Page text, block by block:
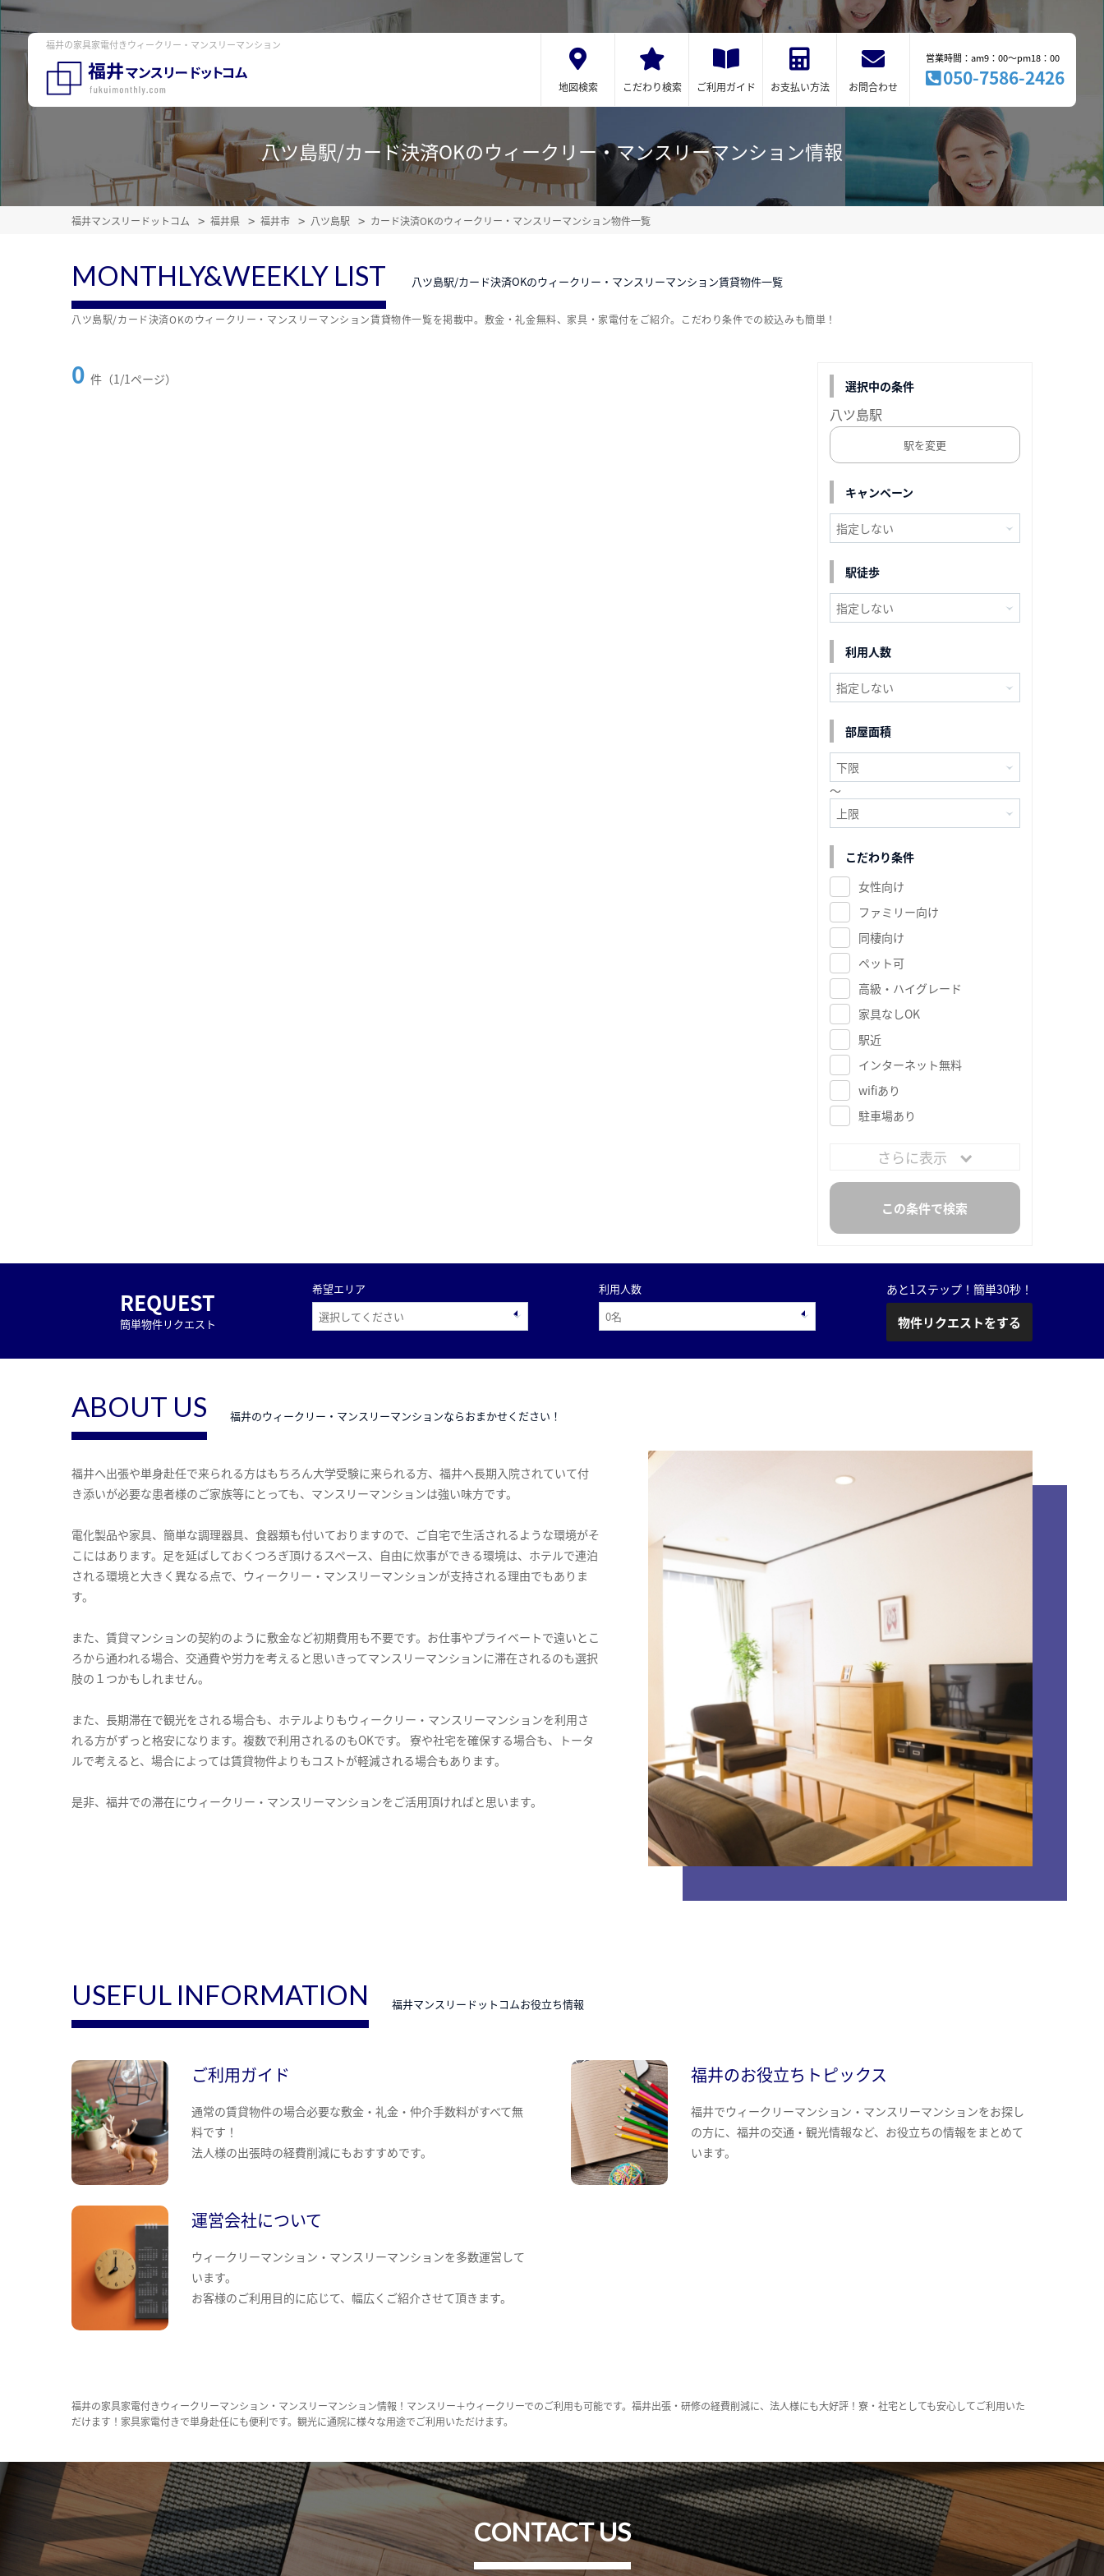
福井の家具家電付きウィークリー・マンスリーマンション
地図検索 こだわり検索 ご利用ガイド お支払い方法 お問合わせ
営業時間：am9：00～pm18：00
050-7586-2426
八ツ島駅/カード決済OKのウィークリー・マンスリーマンション情報
福井マンスリードットコム 福井県 福井市 八ツ島駅 カード決済OKのウィークリー・マンスリーマンション物件一覧
MONTHLY&WEEKLY LIST 八ツ島駅/カード決済OKのウィークリー・マンスリーマンション賃貸物件一覧
0 件（1/1ページ）
八ツ島駅/カード決済OKのウィークリー・マンスリーマンション賃貸物件一覧を掲載中。敷金・礼金無料、家具・家電付をご紹介。こだわり条件での絞込みも簡単！
選択中の条件
八ツ島駅
駅を変更
キャンペーン
駅徒歩
利用人数
部屋面積
～
こだわり条件
女性向け
ファミリー向け
同棲向け
ペット可
高級・ハイグレード
家具なしOK
駅近
インターネット無料
wifiあり
駐車場あり
さらに表示
REQUEST
簡単物件リクエスト
希望エリア 利用人数 あと1ステップ！簡単30秒！
物件リクエストをする
ABOUT US 福井のウィークリー・マンスリーマンションならおまかせください！
福井へ出張や単身赴任で来られる方はもちろん大学受験に来られる方、福井へ長期入院されていて付
き添いが必要な患者様のご家族等にとっても、マンスリーマンションは強い味方です。
電化製品や家具、簡単な調理器具、食器類も付いておりますので、ご自宅で生活されるような環境がそ
こにはあります。足を延ばしておくつろぎ頂けるスペース、自由に炊事ができる環境は、ホテルで連泊
される環境と大きく異なる点で、ウィークリー・マンスリーマンションが支持される理由でもありま
す。
また、賃貸マンションの契約のように敷金など初期費用も不要です。お仕事やプライベートで遠いとこ
ろから通われる場合、交通費や労力を考えると思いきってマンスリーマンションに滞在されるのも選択
肢の１つかもしれません。
また、長期滞在で観光をされる場合も、ホテルよりもウィークリー・マンスリーマンションを利用さ
れる方がずっと格安になります。複数で利用されるのもOKです。 寮や社宅を確保する場合も、トータ
ルで考えると、場合によっては賃貸物件よりもコストが軽減される場合もあります。
是非、福井での滞在にウィークリー・マンスリーマンションをご活用頂ければと思います。
USEFUL INFORMATION 福井マンスリードットコムお役立ち情報
ご利用ガイド
通常の賃貸物件の場合必要な敷金・礼金・仲介手数料がすべて無
料です！
法人様の出張時の経費削減にもおすすめです。
福井のお役立ちトピックス
福井でウィークリーマンション・マンスリーマンションをお探し
の方に、福井の交通・観光情報など、お役立ちの情報をまとめて
います。
運営会社について
ウィークリーマンション・マンスリーマンションを多数運営して
います。
お客様のご利用目的に応じて、幅広くご紹介させて頂きます。
福井の家具家電付きウィークリーマンション・マンスリーマンション情報！マンスリー＋ウィークリーでのご利用も可能です。福井出張・研修の経費削減に、法人様にも大好評！寮・社宅としても安心してご利用いた
だけます！家具家電付きで単身赴任にも便利です。観光に通院に様々な用途でご利用いただけます。
CONTACT US